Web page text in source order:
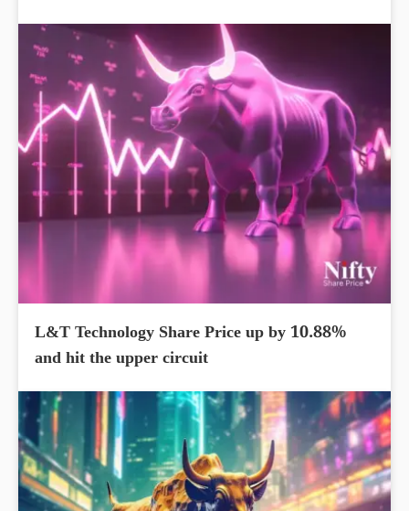
L&T Technology Share Price up by 10.88%
and hit the upper circuit